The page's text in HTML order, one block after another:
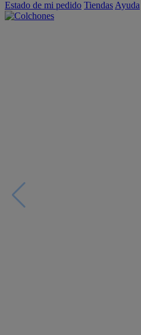
Estado de mi pedido Tiendas Ayuda